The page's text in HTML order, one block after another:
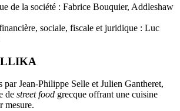
de la société : Fabrice Bouquier, Addleshaw
sociale, fiscale et juridique : Luc
par Jean-Philippe Selle et Julien Gantheret,
de street food grecque offrant une cuisine
mesure.